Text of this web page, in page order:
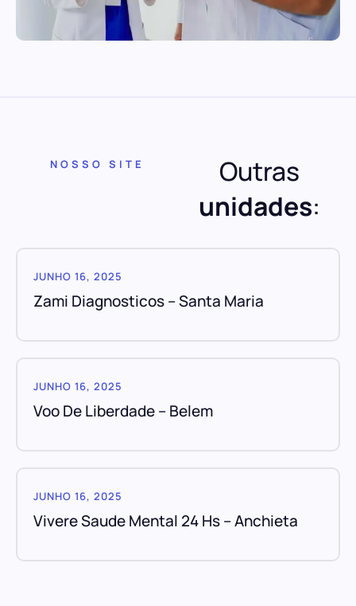
NOSSO SITE
Outras
unidades:
JUNHO 16, 2025
Zami Diagnosticos – Santa Maria
JUNHO 16, 2025
Voo De Liberdade – Belem
JUNHO 16, 2025
Vivere Saude Mental 24 Hs – Anchieta